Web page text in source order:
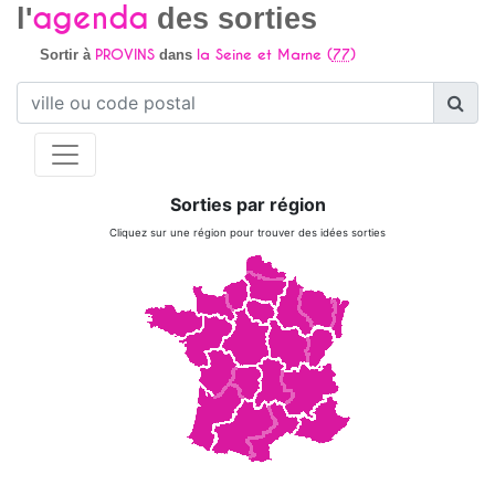
l'agenda des sorties
Sortir à PROVINSdans la Seine et Marne (77)
Sorties par région
Cliquez sur une région pour trouver des idées sorties